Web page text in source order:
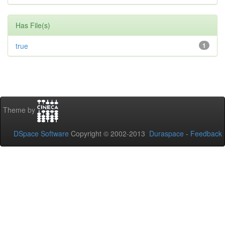
Has File(s)
1
true
Theme by
DSpace Software Copyright © 2002-2013 Duraspace - Feedback